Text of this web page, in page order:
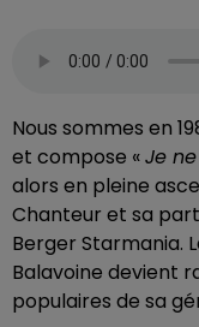
Nous sommes en
et compose «Je
alors en pleine
Chanteur et sa
Berger Starmania.
Balavoine devient
populaires de sa